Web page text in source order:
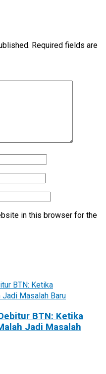
Required fields are
in this browser for the
BTN: Ketika
Jadi Masalah